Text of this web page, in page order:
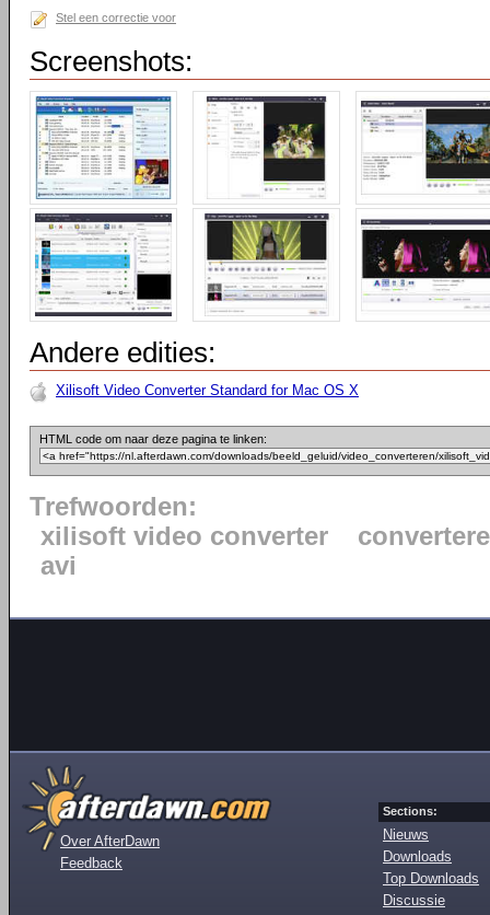
Stel een correctie voor
Screenshots:
Andere edities:
Xilisoft Video Converter Standard for Mac OS X
HTML code om naar deze pagina te linken:
Trefwoorden:
xilisoft video converter
avi
Over AfterDawn
Feedback
Sections:
Nieuws
Downloads
Top Downloads
Discussie